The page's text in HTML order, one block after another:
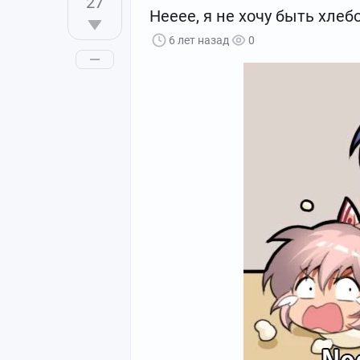
Нееее, я не хочу быть
6 лет назад 0